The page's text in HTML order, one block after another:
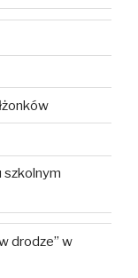
szkolnym
drodze” w